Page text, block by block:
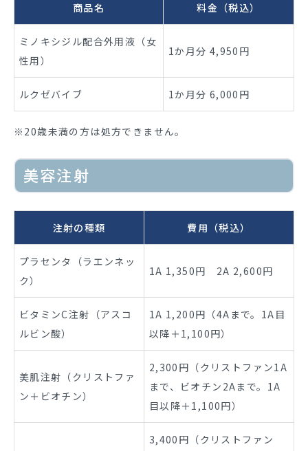
商品名 料金（税込）
ミノキシジル配合外用液（女
性用）
1か月分 4,950円
ルクゼバイブ 1か月分 6,000円
※20歳未満の方は処方できません。
美容注射
注射の種類 費用（税込）
プラセンタ（ラエンネッ
ク）
1A 1,350円 2A 2,600円
ビタミンC注射（アスコ
ルビン酸）
1A 1,200円（4Aまで。1A目
以降＋1,100円）
美肌注射（クリストファ
ン＋ビオチン）
2,300円（クリストファン1A
まで、ビオチン2Aまで。1A
目以降＋1,100円）
3,400円（クリストファン